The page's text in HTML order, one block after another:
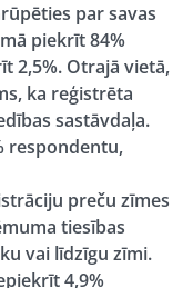
par savas
piekrīt 84%
2,5%. Otrajā vietā,
ka reģistrēta
sastāvdaļa.
respondentu,
preču zīmes
tiesības
vai līdzīgu zīmi.
4,9%